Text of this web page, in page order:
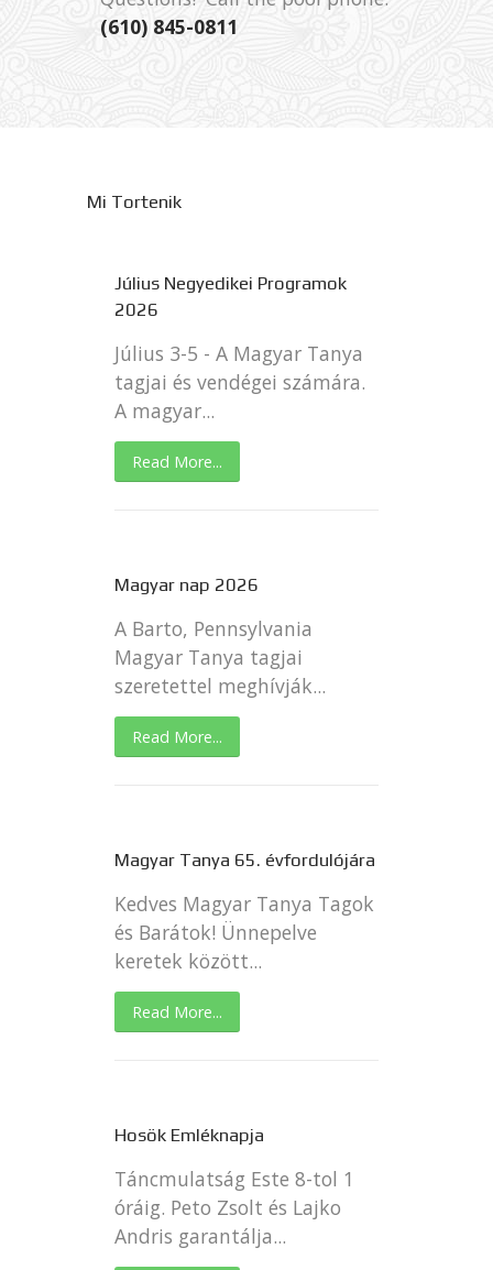
(610) 845-0811
Mi Tortenik
Július Negyedikei Programok
2026
Július 3-5 - A Magyar Tanya
tagjai és vendégei számára.
A magyar...
Read More...
Magyar nap 2026
A Barto, Pennsylvania
Magyar Tanya tagjai
szeretettel meghívják...
Read More...
Magyar Tanya 65. évfordulójára
Kedves Magyar Tanya Tagok
és Barátok! Ünnepelve
keretek között...
Read More...
Hosök Emléknapja
Táncmulatság Este 8-tol 1
óráig. Peto Zsolt és Lajko
Andris garantálja...